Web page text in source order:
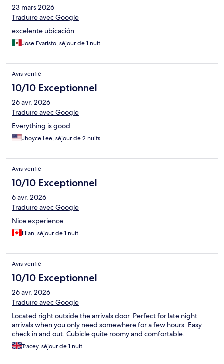
23 mars 2026
Traduire avec Google
excelente ubicación
Jose Evaristo, séjour de 1 nuit
Avis vérifié
10/10 Exceptionnel
26 avr. 2026
Traduire avec Google
Everything is good
Jhoyce Lee, séjour de 2 nuits
Avis vérifié
10/10 Exceptionnel
6 avr. 2026
Traduire avec Google
Nice experience
lilian, séjour de 1 nuit
Avis vérifié
10/10 Exceptionnel
26 avr. 2026
Traduire avec Google
Located right outside the arrivals door. Perfect for late night
arrivals when you only need somewhere for a few hours. Easy
check in and out. Cubicle quite roomy and comfortable.
Tracey, séjour de 1 nuit